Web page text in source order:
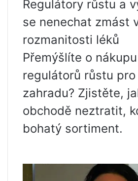
Regulátory růstu a
se nenechat zmást
rozmanitosti léků
Přemýšlíte o nákupu
regulátorů růstu pro
zahradu? Zjistěte,
obchodě neztratit,
bohatý sortiment.